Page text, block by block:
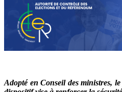
Adopté en Conseil des ministres,